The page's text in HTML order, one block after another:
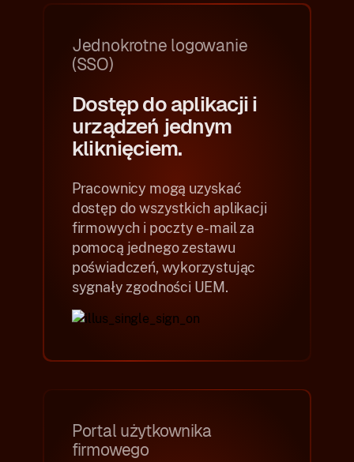
Jednokrotne logowanie
(SSO)
Dostęp do aplikacji i
urządzeń jednym
kliknięciem.
Pracownicy mogą uzyskać
dostęp do wszystkich aplikacji
firmowych i poczty e-mail za
pomocą jednego zestawu
poświadczeń, wykorzystując
sygnały zgodności UEM.
Portal użytkownika
firmowego